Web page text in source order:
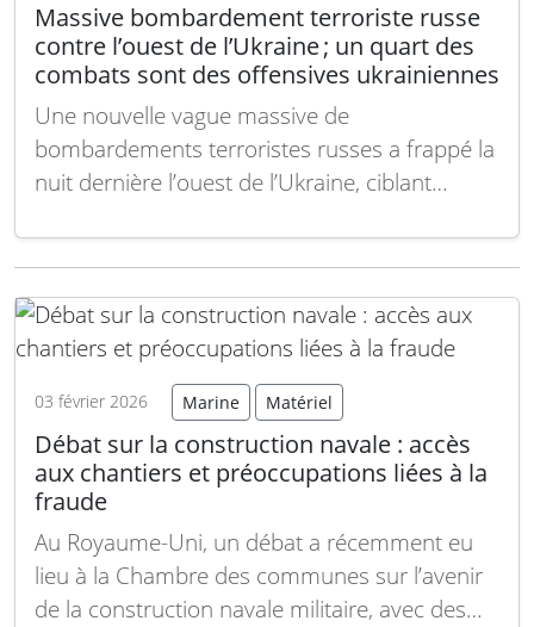
Massive bombardement terroriste russe
contre l’ouest de l’Ukraine ; un quart des
combats sont des offensives ukrainiennes
Une nouvelle vague massive de
bombardements terroristes russes a frappé la
nuit dernière l’ouest de l’Ukraine, ciblant
centrales de chauffage alors que le pays fait
ailleurs, un quart des affrontements sur le
front correspondent à des…Lire la suite
03 février 2026 Marine Matériel
Débat sur la construction navale : accès
aux chantiers et préoccupations liées à la
fraude
Au Royaume-Uni, un débat a récemment eu
lieu à la Chambre des communes sur l’avenir
de la construction navale militaire, avec des